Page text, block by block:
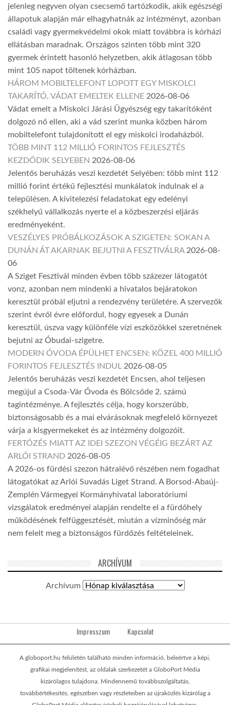
jelenleg negyven olyan csecsemő tartózkodik, akik egészségi
állapotuk alapján már elhagyhatnák az intézményt, azonban
családi vagy gyermekvédelmi okok miatt továbbra is kórházi
ellátásban maradnak. Országos szinten több mint 320
gyermek érintett hasonló helyzetben, akik átlagosan több
mint 105 napot töltenek kórházban.
HÁROM MOBILTELEFONT LOPOTT EGY MISKOLCI
TAKARÍTÓ, VÁDAT EMELTEK ELLENE 2026-08-06
Vádat emelt a Miskolci Járási Ügyészség egy takarítóként
dolgozó nő ellen, aki a vád szerint munka közben három
mobiltelefont tulajdonított el egy miskolci irodaházból.
TÖBB MINT 112 MILLIÓ FORINTOS FEJLESZTÉS
KEZDŐDIK SELYEBEN 2026-08-06
Jelentős beruházás veszi kezdetét Selyében: több mint 112
millió forint értékű fejlesztési munkálatok indulnak el a
településen. A kivitelezési feladatokat egy edelényi
székhelyű vállalkozás nyerte el a közbeszerzési eljárás
eredményeként.
VESZÉLYES PRÓBÁLKOZÁSOK A SZIGETEN: SOKAN A
DUNÁN ÁT AKARNAK BEJUTNI A FESZTIVÁLRA 2026-08-
06
A Sziget Fesztivál minden évben több százezer látogatót
vonz, azonban nem mindenki a hivatalos bejáratokon
keresztül próbál eljutni a rendezvény területére. A szervezők
szerint évről évre előfordul, hogy egyesek a Dunán
keresztül, úszva vagy különféle vízi eszközökkel szeretnének
bejutni az Óbudai-szigetre.
MODERN ÓVODA ÉPÜLHET ENCSEN: KÖZEL 400 MILLIÓ
FORINTOS FEJLESZTÉS INDUL 2026-08-05
Jelentős beruházás veszi kezdetét Encsen, ahol teljesen
megújul a Csoda-Vár Óvoda és Bölcsőde 2. számú
tagintézménye. A fejlesztés célja, hogy korszerűbb,
biztonságosabb és a mai elvárásoknak megfelelő környezet
várja a kisgyermekeket és az intézmény dolgozóit.
FERTŐZÉS MIATT AZ IDEI SZEZON VÉGÉIG BEZÁRT AZ
ARLÓI STRAND 2026-08-05
A 2026-os fürdési szezon hátralévő részében nem fogadhat
látogatókat az Arlói Suvadás Liget Strand. A Borsod-Abaúj-
Zemplén Vármegyei Kormányhivatal laboratóriumi
vizsgálatok eredményei alapján rendelte el a fürdőhely
működésének felfüggesztését, miután a vízminőség már
nem felelt meg a biztonságos fürdőzés feltételeinek.
ARCHÍVUM
Archívum
Impresszum Kapcsolat
A globoport.hu felületén található minden információ, beleértve a képi,
grafikai megjelenítést, az oldalak szerkezetét a GloboPort Média
kizárólagos tulajdona. Mindennemű továbbszolgáltatás,
továbbértékesítés, egészében vagy részleteiben az újraközlés kizárólag a